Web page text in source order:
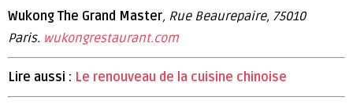
Wukong The Grand Master, Rue Beaurepaire, 75010
Paris. wukongrestaurant.com
Lire aussi : Le renouveau de la cuisine chinoise